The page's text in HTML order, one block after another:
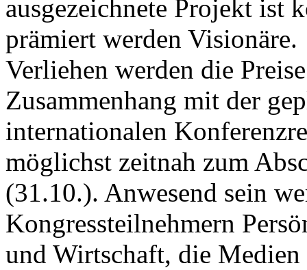
ausgezeichnete Projekt ist
prämiert werden Visionäre.
Verliehen werden die
Zusammenhang mit der
internationalen
möglichst zeitnah zum
(31.10.). Anwesend sein
Kongressteilnehmern
und Wirtschaft, die Medien